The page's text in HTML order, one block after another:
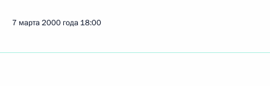
7 марта 2000 года 18:00